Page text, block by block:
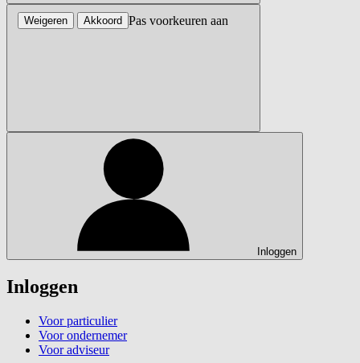
Inloggen
Inloggen
Voor particulier
Voor ondernemer
Voor adviseur
Pas voorkeuren aan
Weigeren Akkoord